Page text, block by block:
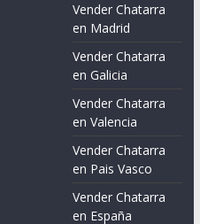
Vender Chatarra
en Madrid
Vender Chatarra
en Galicia
Vender Chatarra
en Valencia
Vender Chatarra
en Pais Vasco
Vender Chatarra
en España